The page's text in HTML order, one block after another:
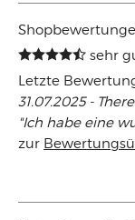
sehr
Letzte
31.07.2025 -
"Ich habe eine
zur